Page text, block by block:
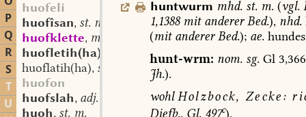
P
Q
R
S
T
U
huofeli
huofîsan, st. n.
huofklette, mhd. sw. f.
huofletih(ha)
huoflatih(ha), st. sw. f.
huofon
huofslah, adj.
huoh, st. m.
huntwurm mhd. st. m. (vgl.
1,1388mit andererBed.), nhd.
(mitandererBed.); ae. hundes
hunt-wrm: nom.sg.Gl
Jh.).
wohl Holzbock, Zecke:
Diefb.,Gl. 497c).